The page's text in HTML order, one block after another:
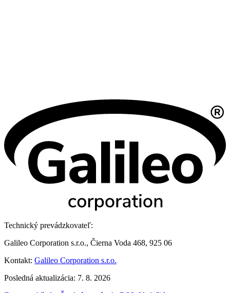
Technický prevádzkovateľ:
Galileo Corporation s.r.o., Čierna Voda 468, 925 06
Kontakt: Galileo Corporation s.r.o.
Posledná aktualizácia: 7. 8. 2026